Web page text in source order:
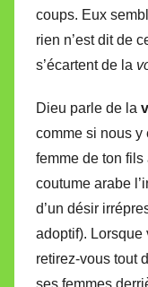
coups. Eux
rien n’est dit de
s’écartent de la
Dieu parle de la
comme si nous y
femme de ton fils
coutume arabe
d’un désir
adoptif). Lorsque
retirez-vous tout
ses femmes